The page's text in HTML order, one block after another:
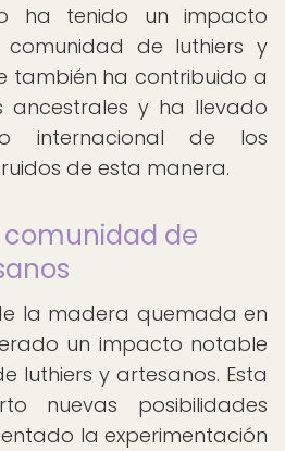
ha tenido un impacto
de luthiers y
también ha contribuido a
ancestrales y ha llevado
internacional de los
de esta manera.
de
la madera quemada en
un impacto notable
luthiers y artesanos. Esta
nuevas posibilidades
la experimentación